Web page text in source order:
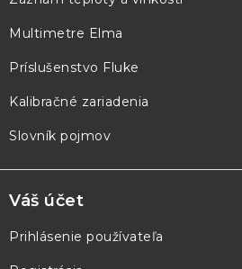
e
Multimetre Elma
Príslušenstvo Fluke
Kalibračné zariadenia
Slovník pojmov
Váš účet
Prihlásenie používateľa